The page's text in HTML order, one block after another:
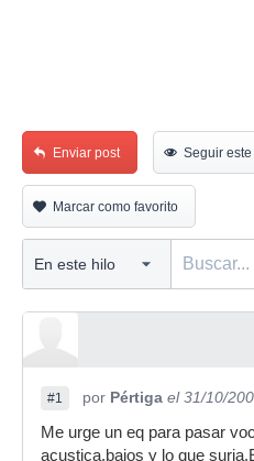
Enviar post Seguir
Marcar como favorito
#1 por Pértiga el 31/10/
Me urge un eq para pasar
acustica,bajos y lo que